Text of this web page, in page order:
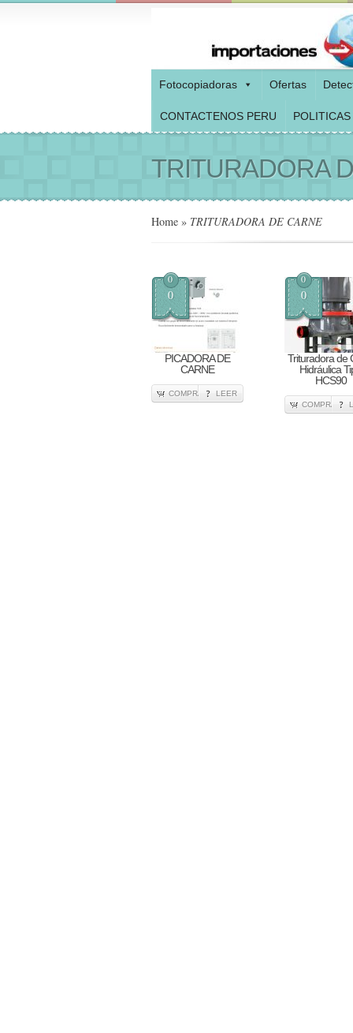
Fotocopiadoras Ofertas
CONTACTENOS PERU
TRITURADORA
Home » TRITURADORA DE CARNE
0
0
PICADORA DE
CARNE
COMPRA LEER
0
0
Trituradora de
Hidráulica
HCS90
COMPRA